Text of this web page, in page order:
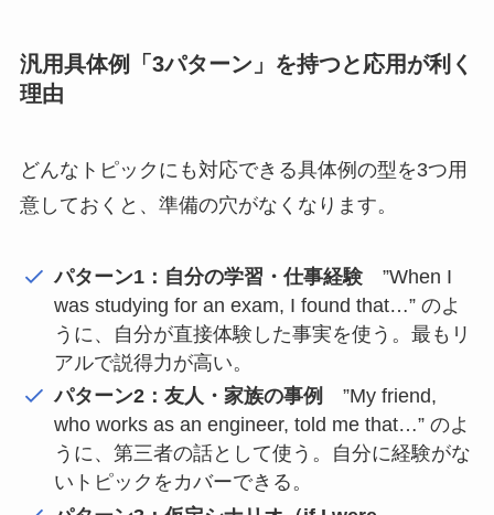
汎用具体例「3パターン」を持つと応用が利く
理由
どんなトピックにも対応できる具体例の型を3つ用
意しておくと、準備の穴がなくなります。
パターン1：自分の学習・仕事経験 ”When I
was studying for an exam, I found that…” のよ
うに、自分が直接体験した事実を使う。最もリ
アルで説得力が高い。
パターン2：友人・家族の事例
”My friend,
who works as an engineer, told me that…” のよ
うに、第三者の話として使う。自分に経験がな
いトピックをカバーできる。